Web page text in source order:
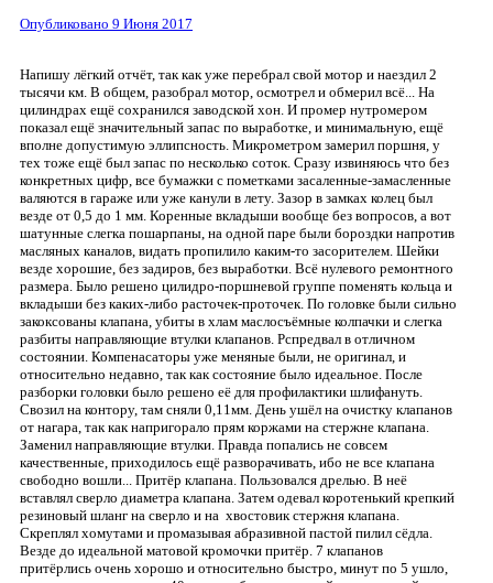
Опубликовано 9 Июня 2017
Напишу лёгкий отчёт, так как уже перебрал свой мотор и наездил 2
тысячи км. В общем, разобрал мотор, осмотрел и обмерил всё... На
цилиндрах ещё сохранился заводской хон. И промер нутромером
показал ещё значительный запас по выработке, и минимальную, ещё
вполне допустимую эллипсность. Микрометром замерил поршня, у
тех тоже ещё был запас по несколько соток. Сразу извиняюсь что без
конкретных цифр, все бумажки с пометками засаленные-замасленные
валяются в гараже или уже канули в лету. Зазор в замках колец был
везде от 0,5 до 1 мм. Коренные вкладыши вообще без вопросов, а вот
шатунные слегка пошарпаны, на одной паре были бороздки напротив
масляных каналов, видать пропилило каким-то засорителем. Шейки
везде хорошие, без задиров, без выработки. Всё нулевого ремонтного
размера. Было решено цилидро-поршневой группе поменять кольца и
вкладыши без каких-либо расточек-проточек. По головке были сильно
закоксованы клапана, убиты в хлам маслосъёмные колпачки и слегка
разбиты направляющие втулки клапанов. Рспредвал в отличном
состоянии. Компенасаторы уже меняные были, не оригинал, и
относительно недавно, так как состояние было идеальное. После
разборки головки было решено её для профилактики шлифануть.
Свозил на контору, там сняли 0,11мм. День ушёл на очистку клапанов
от нагара, так как напригорало прям коржами на стержне клапана.
Заменил направляющие втулки. Правда попались не совсем
качественные, приходилось ещё разворачивать, ибо не все клапана
свободно вошли... Притёр клапана. Пользовался дрелью. В неё
вставлял сверло диаметра клапана. Затем одевал коротенький крепкий
резиновый шланг на сверло и на хвостовик стержня клапана.
Скреплял хомутами и промазывая абразивной пастой пилил сёдла.
Везде до идеальной матовой кромочки притёр. 7 клапанов
притёрлись очень хорошо и относительно быстро, минут по 5 ушло,